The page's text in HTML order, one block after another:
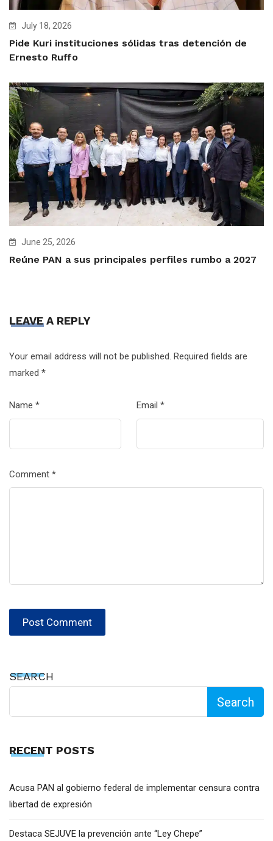
July 18, 2026
Pide Kuri instituciones sólidas tras detención de
Ernesto Ruffo
June 25, 2026
Reúne PAN a sus principales perfiles rumbo a 2027
LEAVE A REPLY
Your email address will not be published. Required fields are
marked *
Name * Email *
Comment *
SEARCH
Search
RECENT POSTS
Acusa PAN al gobierno federal de implementar censura contra
libertad de expresión
Destaca SEJUVE la prevención ante “Ley Chepe”